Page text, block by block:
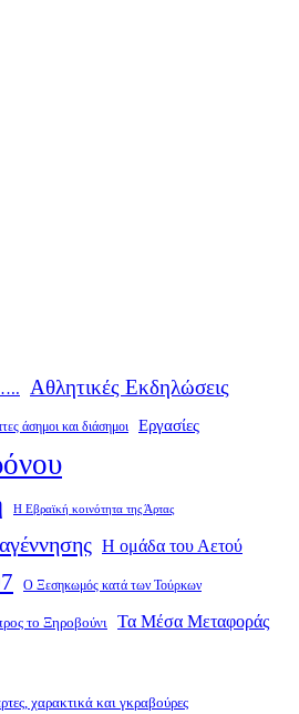
Αθλητικές Εκδηλώσεις
άσημοι και διάσημοι Εργασίες
Η Εβραϊκή κοινότητα της Άρτας
Η ομάδα του Αετού
Ο Ξεσηκωμός κατά των Τούρκων
το Ξηροβούνι Τα Μέσα Μεταφοράς
χαρακτικά και γκραβούρες